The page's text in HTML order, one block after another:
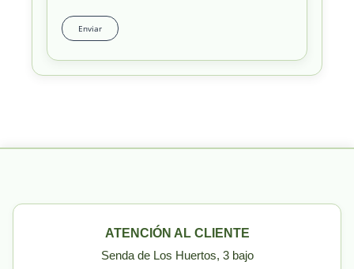
ATENCIÓN AL CLIENTE
Senda de Los Huertos, 3 bajo